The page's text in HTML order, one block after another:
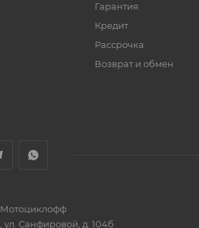
Гарантия
Кредит
Рассрочка
Возврат и обмен
Мотоциклофф
ул. Санфировой, д. 104б